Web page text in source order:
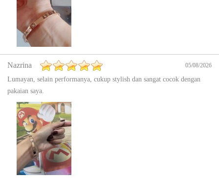
Nazrina 05/08/2026
Lumayan, selain performanya, cukup stylish dan sangat cocok dengan
pakaian saya.